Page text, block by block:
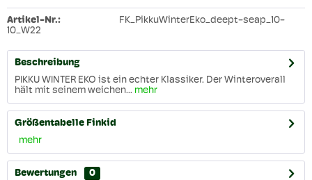
Artikel-Nr.:
FK_PikkuWinterEko_deept-seap_10-
10_W22
Beschreibung
PIKKU WINTER EKO ist ein echter Klassiker. Der Winteroverall
hält mit seinem weichen... mehr
Größentabelle Finkid
mehr
Bewertungen
0